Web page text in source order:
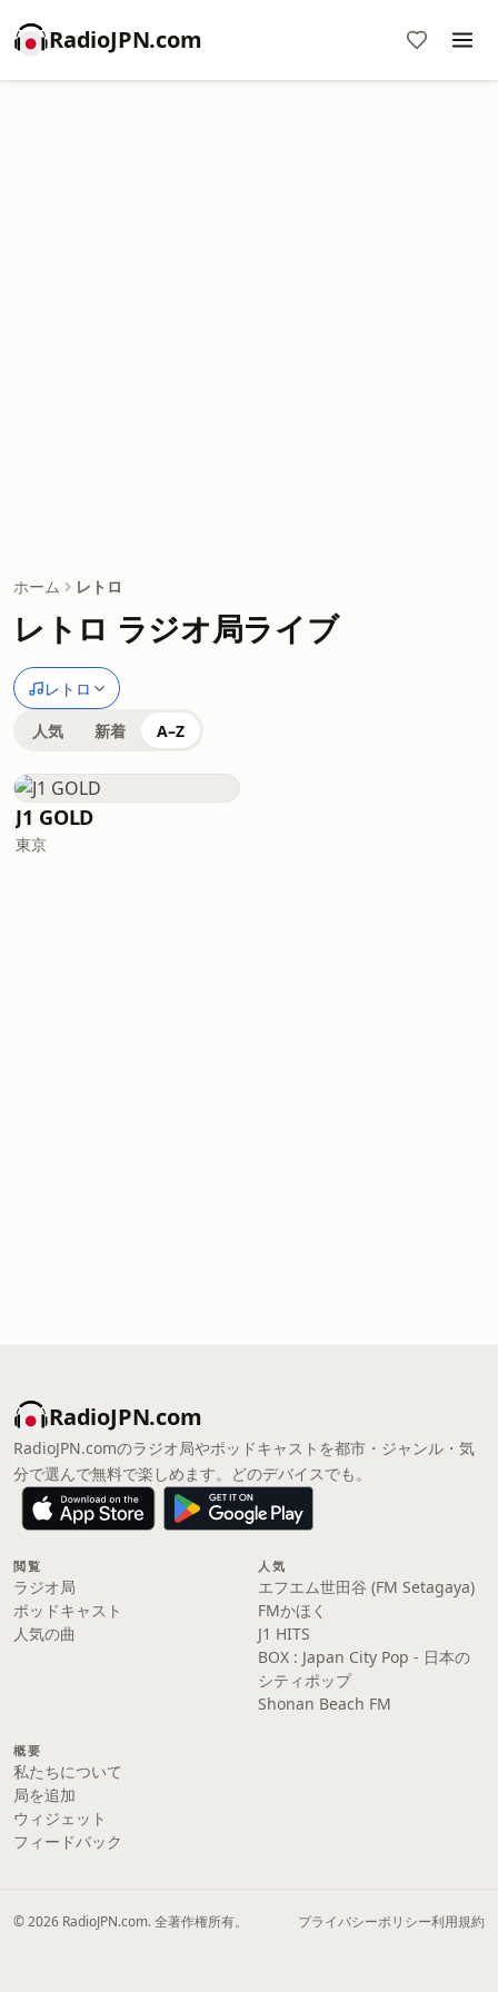
RadioJPN.com
ホーム レトロ
レトロ ラジオ局ライブ
レトロ
人気 新着 A–Z
J1 GOLD
東京
RadioJPN.com
RadioJPN.comのラジオ局やポッドキャストを都市・ジャンル・気
分で選んで無料で楽しめます。どのデバイスでも。
閲覧
ラジオ局
ポッドキャスト
人気の曲
人気
エフエム世田谷 (FM Setagaya)
FMかほく
J1 HITS
BOX : Japan City Pop - 日本の
シティポップ
Shonan Beach FM
概要
私たちについて
局を追加
ウィジェット
フィードバック
© 2026 RadioJPN.com. 全著作権所有。 プライバシーポリシー利用規約